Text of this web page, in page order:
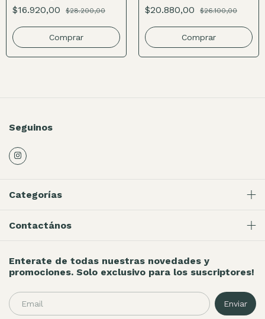
$16.920,00 $28.200,00
Comprar
$20.880,00 $26.100,00
Comprar
Seguinos
Categorías
Contactános
Enterate de todas nuestras novedades y
promociones. Solo exclusivo para los suscriptores!